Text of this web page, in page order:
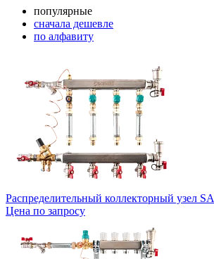
популярные
сначала дешевле
по алфавиту
Распределительный коллекторный узел
Цена по запросу